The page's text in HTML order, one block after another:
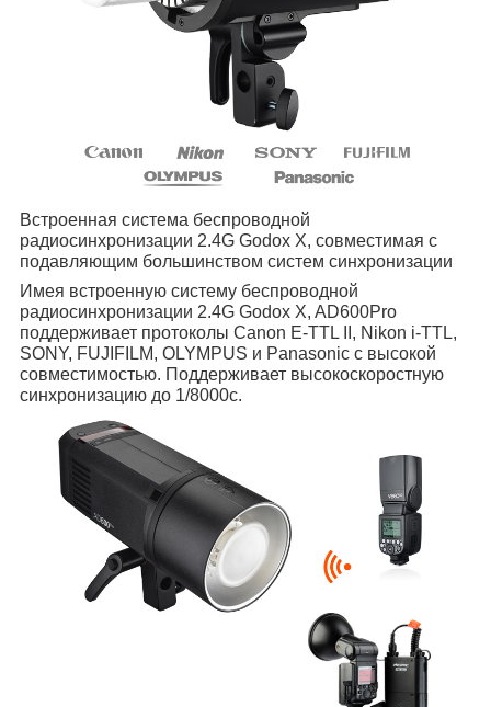
Встроенная система беспроводной
радиосинхронизации 2.4G Godox X, совместимая с
подавляющим большинством систем синхронизации
Имея встроенную систему беспроводной
радиосинхронизации 2.4G Godox X, AD600Pro
поддерживает протоколы Canon E-TTL II, Nikon i-TTL,
SONY, FUJIFILM, OLYMPUS и Panasonic с высокой
совместимостью. Поддерживает высокоскоростную
синхронизацию до 1/8000с.